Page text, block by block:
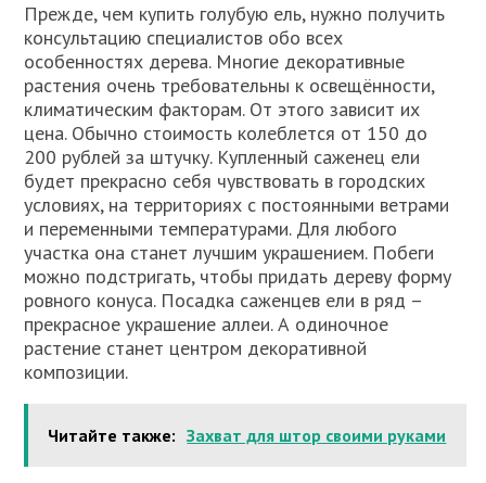
Прежде, чем купить голубую ель, нужно получить
консультацию специалистов обо всех
особенностях дерева. Многие декоративные
растения очень требовательны к освещённости,
климатическим факторам. От этого зависит их
цена. Обычно стоимость колеблется от 150 до
200 рублей за штучку. Купленный саженец ели
будет прекрасно себя чувствовать в городских
условиях, на территориях с постоянными ветрами
и переменными температурами. Для любого
участка она станет лучшим украшением. Побеги
можно подстригать, чтобы придать дереву форму
ровного конуса. Посадка саженцев ели в ряд –
прекрасное украшение аллеи. А одиночное
растение станет центром декоративной
композиции.
Читайте также: Захват для штор своими руками